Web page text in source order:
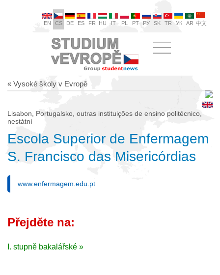
EN CS DE ES FR HU IT PL PT РУ SK TR УК AR 中文
« Vysoké školy v Evropě
Lisabon, Portugalsko, outras instituições de ensino politécnico,
nestátní
Escola Superior de Enfermagem
S. Francisco das Misericórdias
www.enfermagem.edu.pt
Přejděte na:
I. stupně bakalářské »